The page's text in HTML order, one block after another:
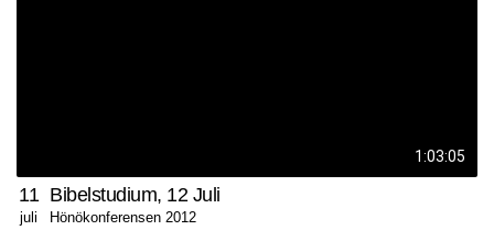
1:03:05
11
juli
Bibelstudium, 12 Juli
Hönökonferensen 2012